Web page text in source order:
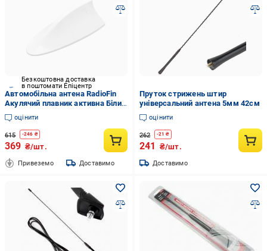
Безкоштовна доставка
в поштомати Епіцентр
Автомобільна антена RadioFin
Акулячий плавник активна Білий
(709)
оцінити
615 -246 ₴
369 ₴/шт.
Привеземо Доставимо
Пруток стрижень штир
універсальний антена 5мм 42см
оцінити
262 -21 ₴
241 ₴/шт.
Доставимо